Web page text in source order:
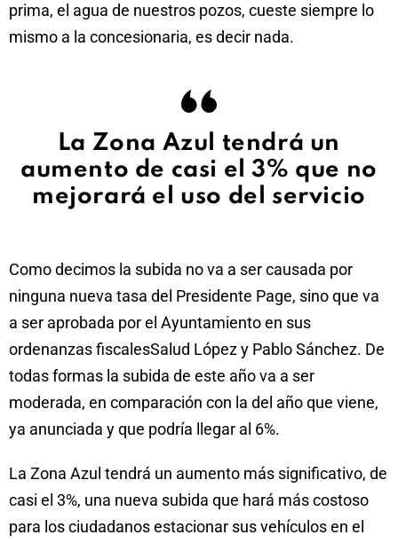
prima, el agua de nuestros pozos, cueste siempre lo
mismo a la concesionaria, es decir nada.
La Zona Azul tendrá un
aumento de casi el 3% que no
mejorará el uso del servicio
Como decimos la subida no va a ser causada por
ninguna nueva tasa del Presidente Page, sino que va
a ser aprobada por el Ayuntamiento en sus
ordenanzas fiscalesSalud López y Pablo Sánchez. De
todas formas la subida de este año va a ser
moderada, en comparación con la del año que viene,
ya anunciada y que podría llegar al 6%.
La Zona Azul tendrá un aumento más significativo, de
casi el 3%, una nueva subida que hará más costoso
para los ciudadanos estacionar sus vehículos en el